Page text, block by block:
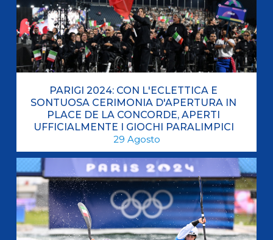
PARIGI 2024: CON L'ECLETTICA E
SONTUOSA CERIMONIA D'APERTURA IN
PLACE DE LA CONCORDE, APERTI
UFFICIALMENTE I GIOCHI PARALIMPICI
29 Agosto